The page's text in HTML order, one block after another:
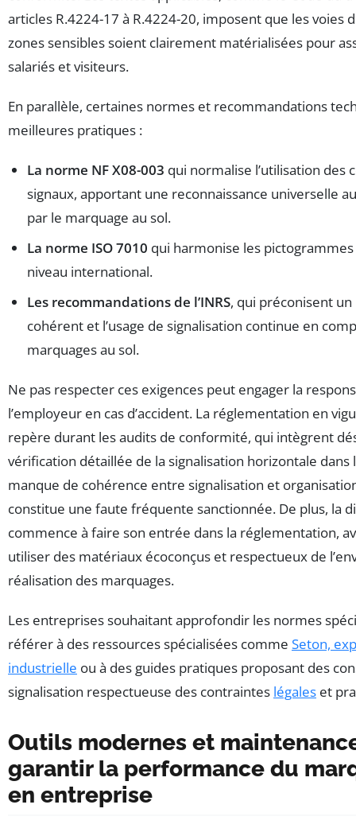
articles R.4224-17 à R.4224-20, imposent que les voies
zones sensibles soient clairement matérialisées pour
salariés et visiteurs.
En parallèle, certaines normes et recommandations
meilleures pratiques :
La norme NF X08-003 qui normalise l’utilisation des
signaux, apportant une reconnaissance universelle
par le marquage au sol.
La norme ISO 7010 qui harmonise les
niveau international.
Les recommandations de l’INRS, qui préconisent
cohérent et l’usage de signalisation continue en
marquages au sol.
Ne pas respecter ces exigences peut engager la
l’employeur en cas d’accident. La réglementation en
repère durant les audits de conformité, qui intègrent
vérification détaillée de la signalisation horizontale dans
manque de cohérence entre signalisation et
constitue une faute fréquente sanctionnée. De plus, la
commence à faire son entrée dans la réglementation,
utiliser des matériaux écoconçus et respectueux de
réalisation des marquages.
Les entreprises souhaitant approfondir les normes
référer à des ressources spécialisées comme Seton,
industrielle ou à des guides pratiques proposant des
signalisation respectueuse des contraintes légales et
Outils modernes et
garantir la performance du
en entreprise